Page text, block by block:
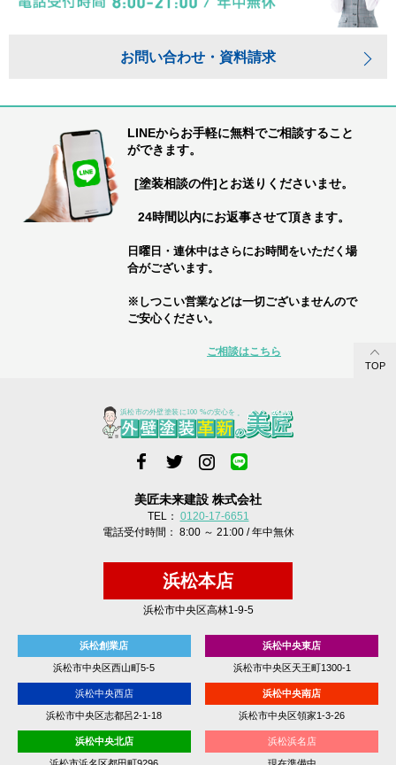
お問い合わせ・資料請求
LINEからお手軽に無料でご相談すること
ができます。
[塗装相談の件]とお送りくださいませ。
24時間以内にお返事させて頂きます。
日曜日・連休中はさらにお時間をいただく場
合がございます。
※しつこい営業などは一切ございませんので
ご安心ください。
ご相談はこちら
TOP
美匠未来建設 株式会社
TEL： 0120-17-6651
電話受付時間： 8:00 ～ 21:00 / 年中無休
浜松本店
浜松市中央区高林1-9-5
浜松創業店
浜松市中央区西山町5-5
浜松中央東店
浜松市中央区天王町1300-1
浜松中央西店
浜松市中央区志都呂2-1-18
浜松中央南店
浜松市中央区領家1-3-26
浜松中央北店 浜松浜名店